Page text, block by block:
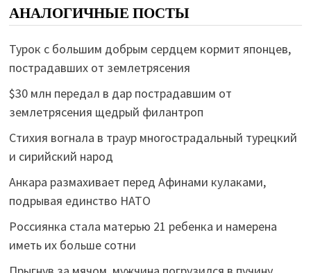
АНАЛОГИЧНЫЕ ПОСТЫ
Турок с большим добрым сердцем кормит японцев,
пострадавших от землетрясения
$30 млн передал в дар пострадавшим от
землетрясения щедрый филантроп
Стихия вогнала в траур многострадальный турецкий
и сирийский народ
Анкара размахивает перед Афинами кулаками,
подрывая единство НАТО
Россиянка стала матерью 21 ребенка и намерена
иметь их больше сотни